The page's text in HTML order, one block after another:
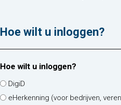
Hoe wilt u inloggen?
Hoe wilt u inloggen?
DigiD
eHerkenning (voor bedrijven,